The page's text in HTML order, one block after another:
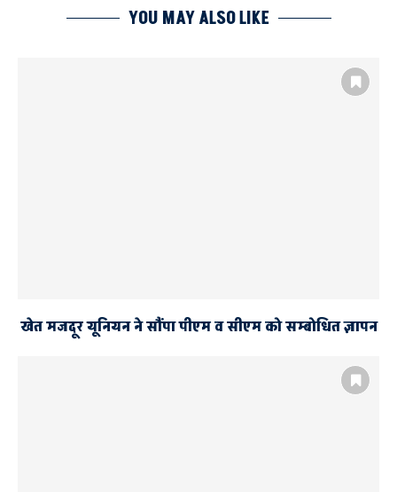
YOU MAY ALSO LIKE
खेत मजदूर यूनियन ने सौंपा पीएम व सीएम को सम्बोधित ज्ञापन